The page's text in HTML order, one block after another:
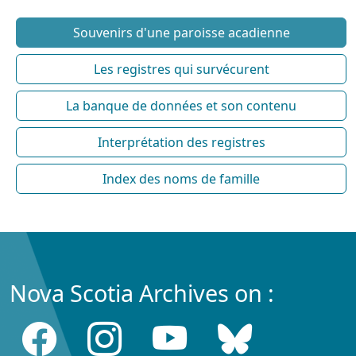
Souvenirs d'une paroisse acadienne
Les registres qui survécurent
La banque de données et son contenu
Interprétation des registres
Index des noms de famille
Nova Scotia Archives on :